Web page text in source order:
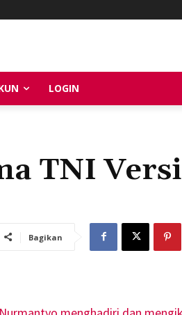
LOGIN
TNI Versi
Bagikan